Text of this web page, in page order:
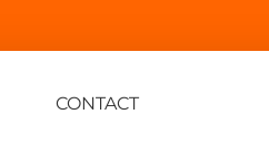
CONTACT